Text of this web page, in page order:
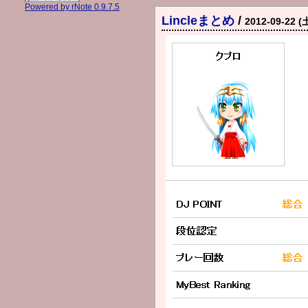
Lincleまとめ / 2012-09-22 (
Powered by rNote 0.9.7.5